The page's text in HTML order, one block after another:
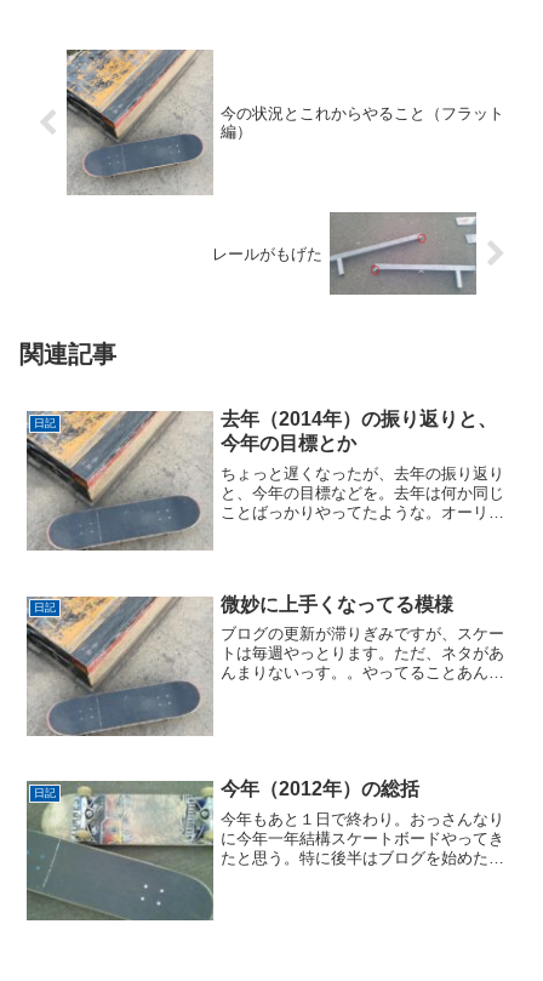
今の状況とこれからやること（フラット
編）
レールがもげた
関連記事
日記
去年（2014年）の振り返りと、
今年の目標とか
ちょっと遅くなったが、去年の振り返り
と、今年の目標などを。去年は何か同じ
ことばっかりやってたような。オーリー
日記 微妙に上手くなってる模様
ブログの更新が滞りぎみですが、スケー
トは毎週やっとります。ただ、ネタがあ
んまりないっす。。やってることあんま
日記 今年（2012年）の総括
今年もあと１日で終わり。おっさんなり
に今年一年結構スケートボードやってき
たと思う。特に後半はブログを始めたこ